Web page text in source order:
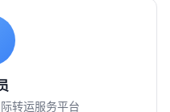
转运服务平台